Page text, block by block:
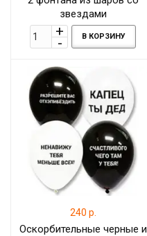
звездами
В КОРЗИНУ
240 р.
Оскорбительные черные и